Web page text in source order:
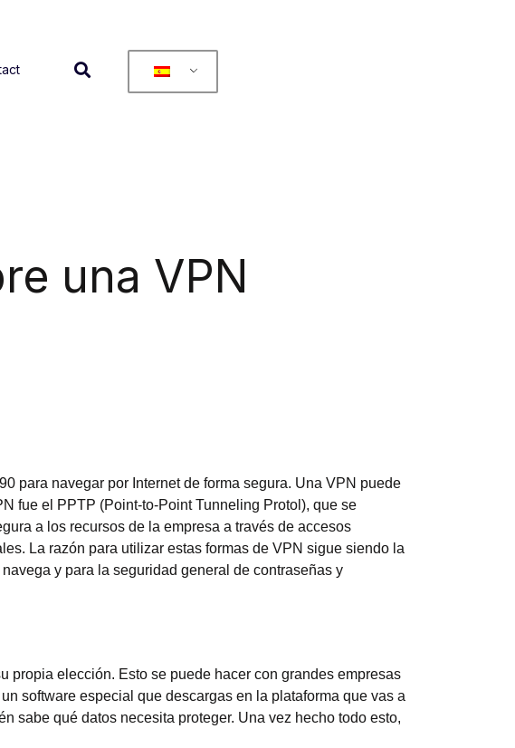
una VPN
para navegar por Internet de forma segura. Una VPN puede
fue el PPTP (Point-to-Point Tunneling Protol), que se
a los recursos de la empresa a través de accesos
La razón para utilizar estas formas de VPN sigue siendo la
y para la seguridad general de contraseñas y
propia elección. Esto se puede hacer con grandes empresas
software especial que descargas en la plataforma que vas a
sabe qué datos necesita proteger. Una vez hecho todo esto,